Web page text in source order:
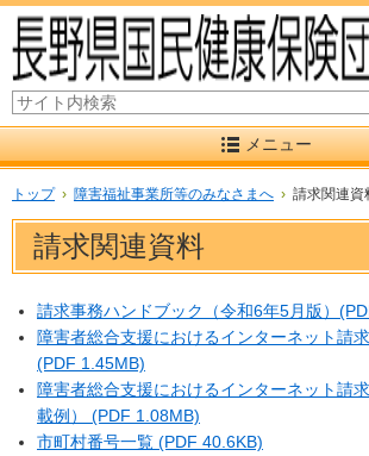
サイト内検索
メニュー
トップ › 障害福祉事業所等のみなさまへ › 請求関連資
請求関連資料
請求事務ハンドブック（令和6年5月版）
障害者総合支援におけるインターネット請
(PDF 1.45MB)
障害者総合支援におけるインターネット請
載例） (PDF 1.08MB)
市町村番号一覧 (PDF 40.6KB)